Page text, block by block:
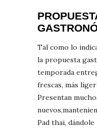
Tal como lo
la propuesta
temporada
frescas, más
Presentan
Pad thai,